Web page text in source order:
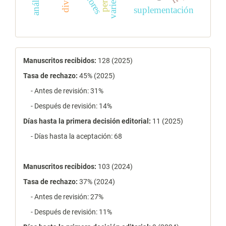
suplementación
estadísticas
Manuscritos recibidos: 128 (2025)
Tasa de rechazo: 45% (2025)
- Antes de revisión: 31%
- Después de revisión: 14%
Días hasta la primera decisión editorial: 11 (2025)
- Días hasta la aceptación: 68
Manuscritos recibidos: 103 (2024)
Tasa de rechazo: 37% (2024)
- Antes de revisión: 27%
- Después de revisión: 11%